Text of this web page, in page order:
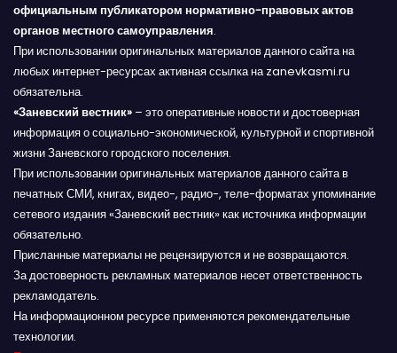
официальным публикатором нормативно-правовых актов
органов местного самоуправления.
При использовании оригинальных материалов данного сайта на
любых интернет-ресурсах активная ссылка на zanevkasmi.ru
обязательна.
«Заневский вестник» – это оперативные новости и достоверная
информация о социально-экономической, культурной и спортивной
жизни Заневского городского поселения.
При использовании оригинальных материалов данного сайта в
печатных СМИ, книгах, видео-, радио-, теле-форматах упоминание
сетевого издания «Заневский вестник» как источника информации
обязательно.
Присланные материалы не рецензируются и не возвращаются.
За достоверность рекламных материалов несет ответственность
рекламодатель.
На информационном ресурсе применяются рекомендательные
технологии.